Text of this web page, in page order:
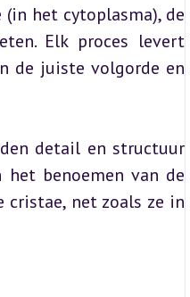
het cytoplasma), de
Elk proces levert
de juiste volgorde en
detail en structuur
het benoemen van de
cristae, net zoals ze in